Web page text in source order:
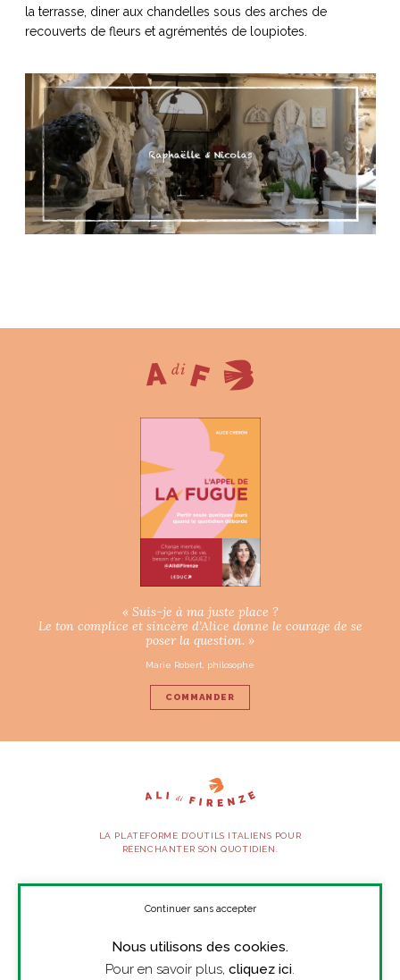
la terrasse, diner aux chandelles sous des arches de
recouverts de fleurs et agrémentés de loupiotes.
« Suis-je à ma juste place ?
Le ton complice et sincère d’Alice donne le courage de se
poser la question. »
Marie Robert, philosophe
COMMANDER
LA PLATEFORME D’OUTILS ITALIENS POUR
RÉENCHANTER SON QUOTIDIEN.
SUIVEZ-NOUS
Nous utilisons des cookies.
Pour en savoir plus, cliquez ici.
Continuer sans accepter